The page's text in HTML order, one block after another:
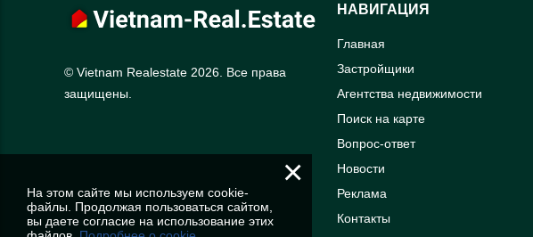
© Vietnam Realestate 2026. Все права
защищены.
НАВИГАЦИЯ
Главная
Застройщики
Агентства недвижимости
Поиск на карте
Вопрос-ответ
Новости
Реклама
Контакты
×
На этом сайте мы используем cookie-
файлы. Продолжая пользоваться сайтом,
вы даете согласие на использование этих